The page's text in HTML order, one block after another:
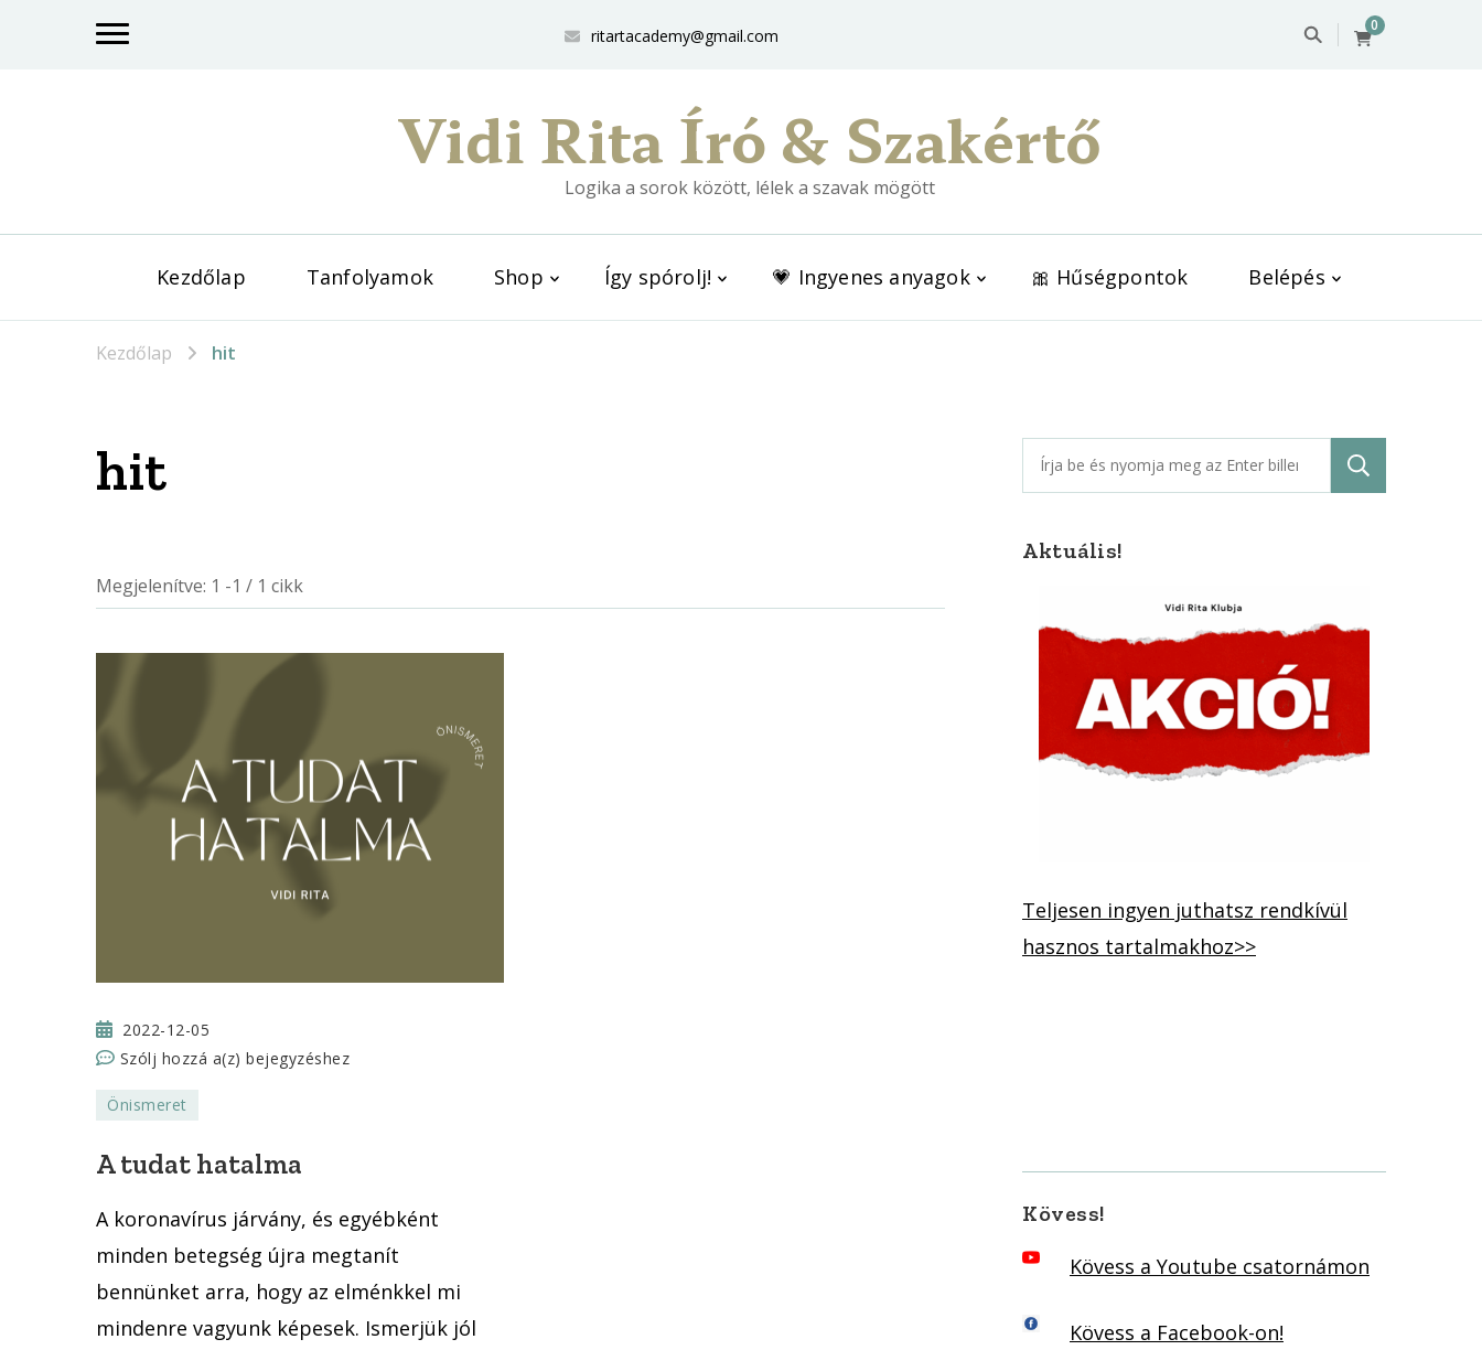
ritartacademy@gmail.com
0
Vidi Rita Író & Szakértő
Logika a sorok között, lélek a szavak mögött
Kezdőlap Tanfolyamok Shop Így spórolj! 💗 Ingyenes anyagok 🎀 Hűségpontok Belépés
Kezdőlap hit
hit
Megjelenítve: 1 -1 / 1 cikk
2022-12-05
Szólj hozzá a(z)A
bejegyzéshez
Önismeret
A tudat hatalma
A koronavírus járvány, és egyébként
minden betegség újra megtanít
bennünket arra, hogy az elménkkel mi
mindenre vagyunk képesek. Ismerjük jól
Keresés:
Aktuális!
Teljesen ingyen juthatsz rendkívül
hasznos tartalmakhoz>>
Kövess!
Kövess a Youtube csatornámon
Kövess a Facebook-on!